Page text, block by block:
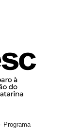
- Programa